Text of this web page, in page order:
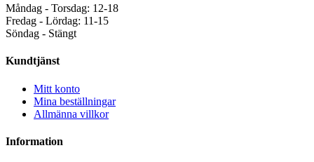
Måndag - Torsdag: 12-18
Fredag - Lördag: 11-15
Söndag - Stängt
Kundtjänst
Mitt konto
Mina beställningar
Allmänna villkor
Information